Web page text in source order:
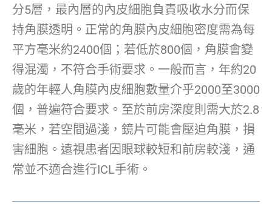
分5層，最內層的內皮細胞負責吸收水分而保
持角膜透明。正常的角膜內皮細胞密度需為每
平方毫米約2400個；若低於800個，角膜會變
得混濁，不符合手術要求。一般而言，年約20
歲的年輕人角膜內皮細胞數量介乎2000至3000
個，普遍符合要求。至於前房深度則需大於2.8
毫米，若空間過淺，鏡片可能會壓迫角膜，損
害細胞。遠視患者因眼球較短和前房較淺，通
常並不適合進行ICL手術。